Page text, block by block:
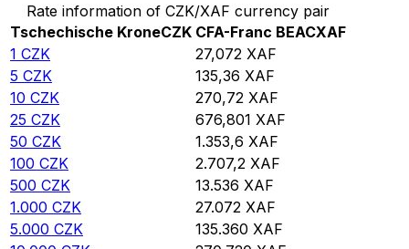
Rate information of CZK/XAF currency pair
Tschechische KroneCZK CFA-Franc BEACXAF
1 CZK 27,072 XAF
5 CZK 135,36 XAF
10 CZK 270,72 XAF
25 CZK 676,801 XAF
50 CZK 1.353,6 XAF
100 CZK 2.707,2 XAF
500 CZK 13.536 XAF
1.000 CZK 27.072 XAF
5.000 CZK 135.360 XAF